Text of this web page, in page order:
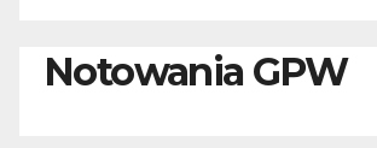
Notowania GPW